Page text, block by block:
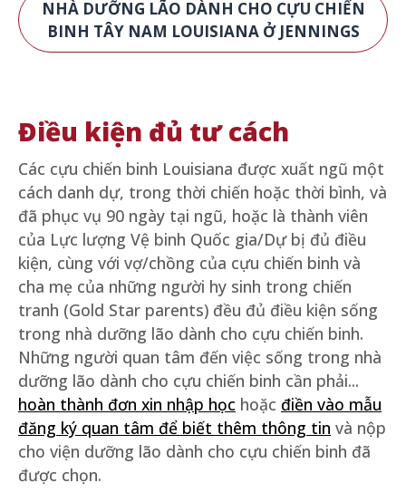
NHÀ DƯỠNG LÃO DÀNH CHO CỰU CHIẾN
BINH TÂY NAM LOUISIANA Ở JENNINGS
Điều kiện đủ tư cách
Các cựu chiến binh Louisiana được xuất ngũ một
cách danh dự, trong thời chiến hoặc thời bình, và
đã phục vụ 90 ngày tại ngũ, hoặc là thành viên
của Lực lượng Vệ binh Quốc gia/Dự bị đủ điều
kiện, cùng với vợ/chồng của cựu chiến binh và
cha mẹ của những người hy sinh trong chiến
tranh (Gold Star parents) đều đủ điều kiện sống
trong nhà dưỡng lão dành cho cựu chiến binh.
Những người quan tâm đến việc sống trong nhà
dưỡng lão dành cho cựu chiến binh cần phải...
hoàn thành đơn xin nhập học hoặc điền vào mẫu
đăng ký quan tâm để biết thêm thông tin và nộp
cho viện dưỡng lão dành cho cựu chiến binh đã
được chọn.